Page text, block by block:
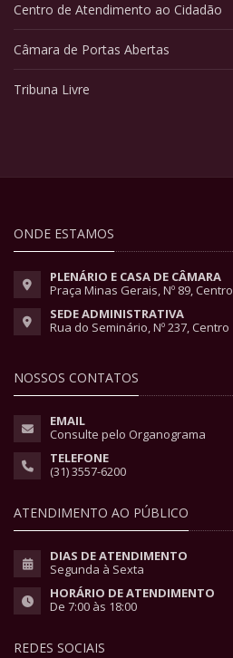
Centro de Atendimento ao Cidadão
Câmara de Portas Abertas
Tribuna Livre
ONDE ESTAMOS
PLENÁRIO E CASA DE CÂMARA
Praça Minas Gerais, Nº 89, Centro
SEDE ADMINISTRATIVA
Rua do Seminário, Nº 237, Centro
NOSSOS CONTATOS
EMAIL
Consulte pelo Organograma
TELEFONE
(31) 3557-6200
ATENDIMENTO AO PÚBLICO
DIAS DE ATENDIMENTO
Segunda à Sexta
HORÁRIO DE ATENDIMENTO
De 7:00 às 18:00
REDES SOCIAIS